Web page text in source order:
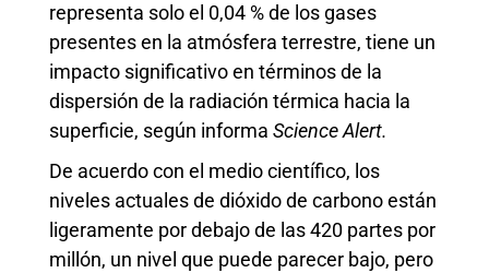
representa solo el 0,04 % de los gases
presentes en la atmósfera terrestre, tiene un
impacto significativo en términos de la
dispersión de la radiación térmica hacia la
superficie, según informa Science Alert.
De acuerdo con el medio científico, los
niveles actuales de dióxido de carbono están
ligeramente por debajo de las 420 partes por
millón, un nivel que puede parecer bajo, pero